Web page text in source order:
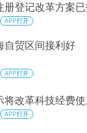
册登记改革方案
APP打开
自贸区间接利好
APP打开
将改革科技经费
APP打开